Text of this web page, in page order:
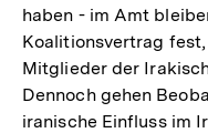
haben - im Amt
Koalitionsvertrag
Mitglieder der
Dennoch gehen
iranische Einfluss im